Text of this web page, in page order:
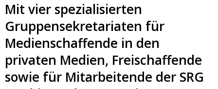
Mit vier spezialisierten
Gruppensekretariaten für
Medienschaffende in den
privaten Medien, Freischaffende
sowie für Mitarbeitende der SRG